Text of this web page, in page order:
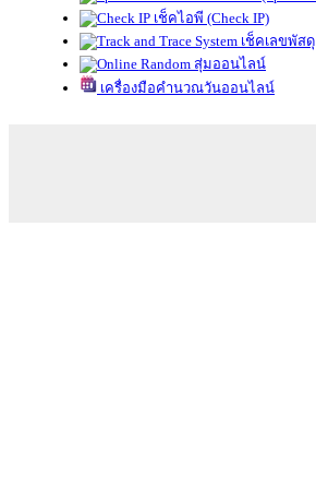
เช็คไอพี (Check IP)
เช็คเลขพัสดุ
สุ่มออนไลน์
เครื่องมือคำนวณวันออนไลน์